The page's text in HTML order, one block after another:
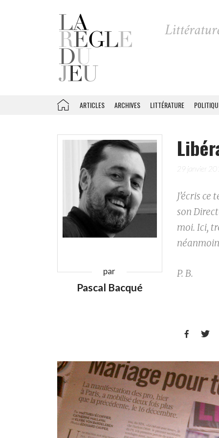
ARTICLES ARCHIVES LITTÉRATURE
par
Pascal Bacqué
29 janvier
J’écris
son
moi. Ici,
P. B.
 